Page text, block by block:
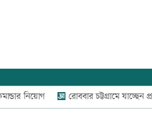
আজ অস্ট্রেলিয়ার উদ্দেশ্যে দেশ
৫৫১১১৬৬০,০১৬০০৩৪৪৩৭০-৭১,
রুম: ০১৬০০৩৪৪৩৭২,
রোববার চট্টগ্রামে যাচ্ছেন প্রধানমন্ত্রী